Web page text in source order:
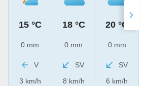
15 °C
0 mm
V
3 km/h
18 °C
0 mm
SV
8 km/h
20 °C
0 mm
SV
6 km/h